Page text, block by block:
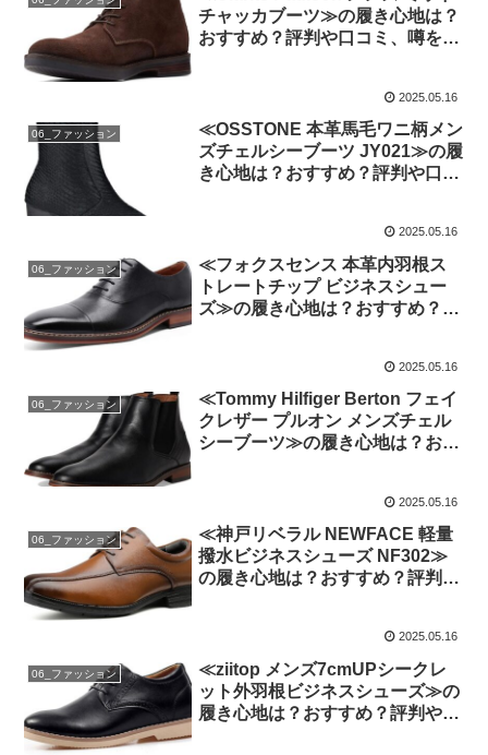
チャッカブーツ≫の履き心地は？
おすすめ？評判や口コミ、噂を忖
2025.05.16
06_ファッション
≪OSSTONE 本革馬毛ワニ柄メン
ズチェルシーブーツ JY021≫の履
き心地は？おすすめ？評判や口コ
2025.05.16
06_ファッション
≪フォクスセンス 本革内羽根ス
トレートチップ ビジネスシュー
ズ≫の履き心地は？おすすめ？評
2025.05.16
06_ファッション
≪Tommy Hilfiger Berton フェイ
クレザー プルオン メンズチェル
シーブーツ≫の履き心地は？おす
2025.05.16
06_ファッション
≪神戸リベラル NEWFACE 軽量
撥水ビジネスシューズ NF302≫
の履き心地は？おすすめ？評判や
2025.05.16
06_ファッション
≪ziitop メンズ7cmUPシークレ
ット外羽根ビジネスシューズ≫の
履き心地は？おすすめ？評判や口